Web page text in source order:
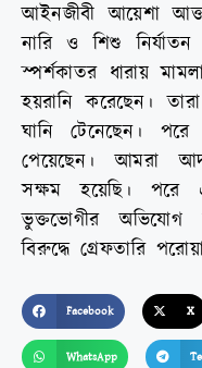
আইনজীবী আয়েশা
নারি ও শিশু
স্পর্শকাতর ধারায়
হয়রানি করেছেন।
ঘানি টেনেছেন।
পেয়েছেন। আমরা
সক্ষম হয়েছি।
ভুক্তভোগীর
বিরুদ্ধে গ্রেফতারি
Facebook X
WhatsApp